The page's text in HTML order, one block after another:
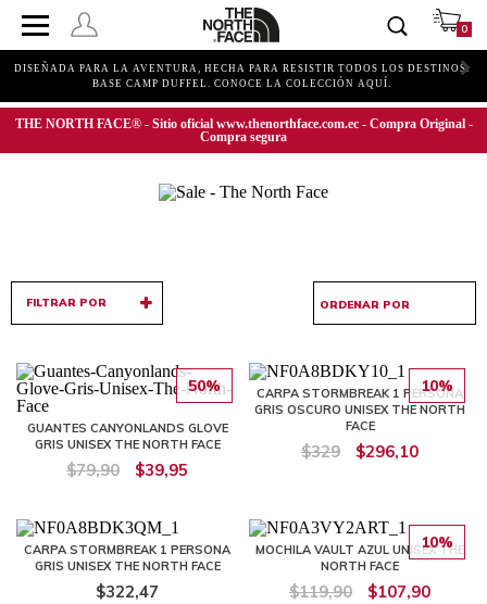
0
DISEÑADA PARA LA AVENTURA, HECHA PARA RESISTIR TODOS LOS DESTINOS.
BASE CAMP DUFFEL. CONOCE LA COLECCIÓN AQUÍ.
THE NORTH FACE® - Sitio oficial www.thenorthface.com.ec - Compra Original -
Compra segura
FILTRAR POR
50%
GUANTES CANYONLANDS GLOVE
GRIS UNISEX THE NORTH FACE
$79,90 $39,95
10%
CARPA STORMBREAK 1 PERSONA
GRIS OSCURO UNISEX THE NORTH
FACE
$329 $296,10
CARPA STORMBREAK 1 PERSONA
GRIS UNISEX THE NORTH FACE
$322,47
10%
MOCHILA VAULT AZUL UNISEX THE
NORTH FACE
$119,90 $107,90